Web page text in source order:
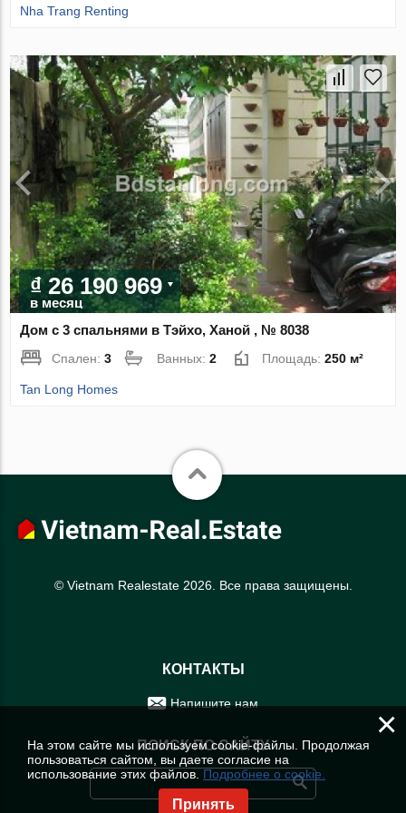
Nha Trang Renting
₫ 26 190 969
в месяц
Дом с 3 спальнями в Тэйхо, Ханой , № 8038
Спален:3 Ванных:2 Площадь:250 м²
Tan Long Homes
© Vietnam Realestate 2026. Все права защищены.
КОНТАКТЫ
Напишите нам
ПОИСК ПО САЙТУ
×
На этом сайте мы используем cookie-файлы. Продолжая
пользоваться сайтом, вы даете согласие на
использование этих файлов. Подробнее о cookie.
Принять